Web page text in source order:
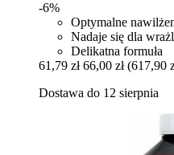
-6%
Optymalne
Nadaje się dla
Delikatna formuła
61,79 zł 66,00 zł (617,90
Dostawa do 12 sierpnia